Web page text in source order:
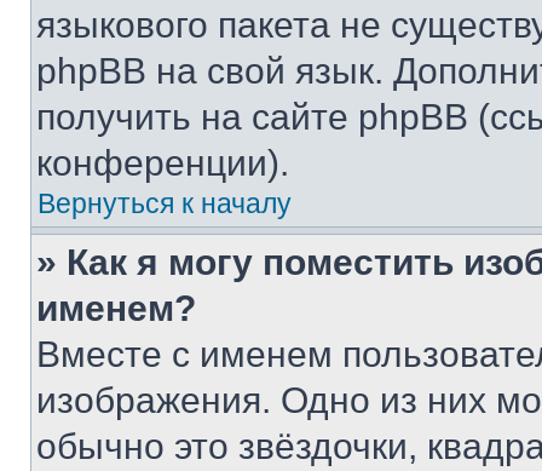
языкового пакета не
phpBB на свой язык.
получить на сайте phpBB
конференции).
Вернуться к началу
» Как я могу поместить
именем?
Вместе с именем
изображения. Одно из них
обычно это звёздочки,